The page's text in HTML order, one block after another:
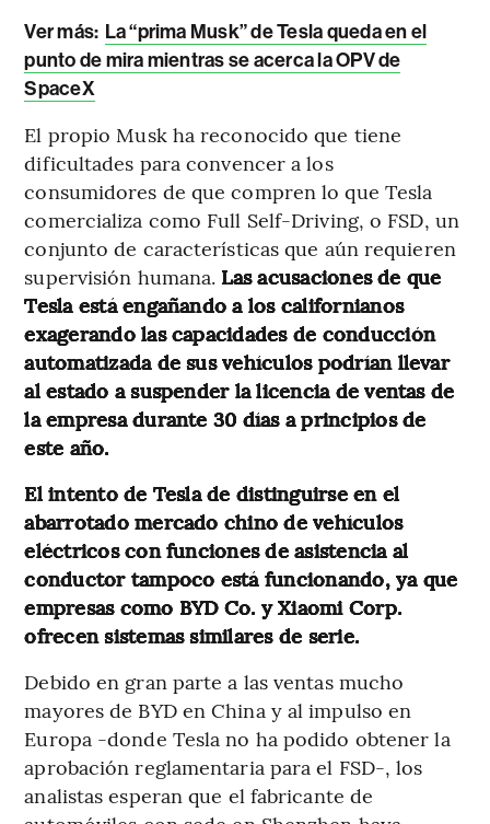
Ver más: La “prima Musk” de Tesla queda en el
punto de mira mientras se acerca la OPV de
SpaceX
El propio Musk ha reconocido que tiene
dificultades para convencer a los
consumidores de que compren lo que Tesla
comercializa como Full Self-Driving, o FSD, un
conjunto de características que aún requieren
supervisión humana. Las acusaciones de que
Tesla está engañando a los californianos
exagerando las capacidades de conducción
automatizada de sus vehículos podrían llevar
al estado a suspender la licencia de ventas de
la empresa durante 30 días a principios de
este año.
El intento de Tesla de distinguirse en el
abarrotado mercado chino de vehículos
eléctricos con funciones de asistencia al
conductor tampoco está funcionando, ya que
empresas como BYD Co. y Xiaomi Corp.
ofrecen sistemas similares de serie.
Debido en gran parte a las ventas mucho
mayores de BYD en China y al impulso en
Europa -donde Tesla no ha podido obtener la
aprobación reglamentaria para el FSD-, los
analistas esperan que el fabricante de